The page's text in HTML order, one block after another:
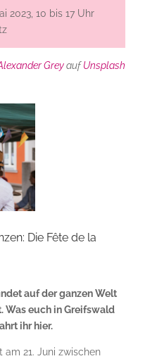
2023, 10 bis 17 Uhr
GreyaufUnsplash
Die Fête de la
auf der ganzen Welt
Was euch in Greifswald
ihr hier.
am 21. Juni zwischen